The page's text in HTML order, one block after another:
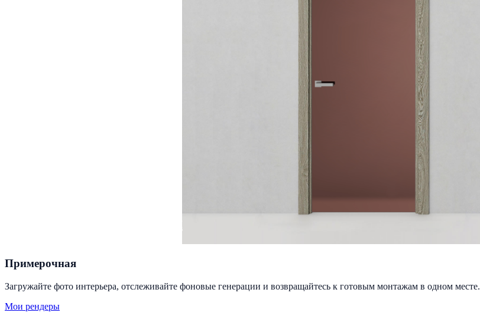
Примерочная
Загружайте фото интерьера, отслеживайте фоновые генерации и возвращайтесь к готовым монтажам в одном месте.
Мои рендеры